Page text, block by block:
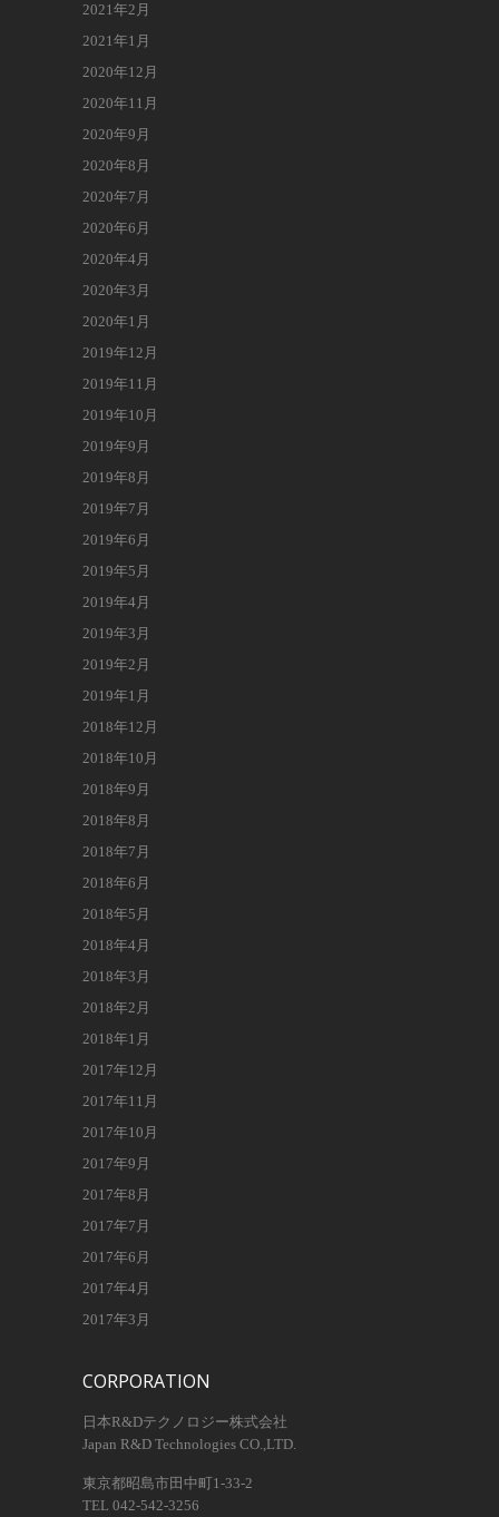
2021年2月
2021年1月
2020年12月
2020年11月
2020年9月
2020年8月
2020年7月
2020年6月
2020年4月
2020年3月
2020年1月
2019年12月
2019年11月
2019年10月
2019年9月
2019年8月
2019年7月
2019年6月
2019年5月
2019年4月
2019年3月
2019年2月
2019年1月
2018年12月
2018年10月
2018年9月
2018年8月
2018年7月
2018年6月
2018年5月
2018年4月
2018年3月
2018年2月
2018年1月
2017年12月
2017年11月
2017年10月
2017年9月
2017年8月
2017年7月
2017年6月
2017年4月
2017年3月
CORPORATION
日本R&Dテクノロジー株式会社
Japan R&D Technologies CO.,LTD.
東京都昭島市田中町1-33-2
TEL 042-542-3256